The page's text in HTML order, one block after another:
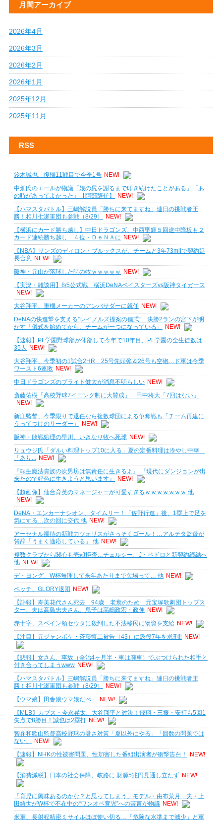
月間アーカイブ
2026年4月
2026年3月
2026年2月
2026年1月
2025年12月
2025年11月
RSS
鈴木誠也、復帰11戦目で今季1号 NEW!
中畑氏のエールが物議「娘の尻を謝るまで叩き続けたことがある」「あ
の時があってよかった」【阿部辞任】
NEW!
【ハマスタバトル】三嶋解説員「勝ちに来てますね」連日の挑戦者圧
勝！相川七瀬軍団も参戦（8/29）
NEW!
【横浜にカード勝ち越し】中日ドラゴンズ、中西聖輝５回途中降板も２
カード連続勝ち越し ４位・ＤｅＮＡに NEW!
【NBA】サンズのディロン・ブルックスが、チームと3年73milで契約延
長合意 NEW!
阪神・元山が落球した時の牧ｗｗｗｗｗ
NEW!
【実況・雑談用】8/5公式戦 横浜DeNAベイスターズvs阪神タイガース
NEW!
大谷翔平、重機メーカーのアンバサダーに就任 NEW!
DeNAの快進撃を支える”レイノルズ提案の儀式” 決勝2ランの宮下が明
かす「儀式を始めてから、チームが一つになっている」
NEW!
【速報】PL学園野球部が休部して今年で10年目、PL学園の全生徒数は
35人
NEW!
大谷翔平、今季初の1試合2HR 25号先頭弾＆26号も空砲…ド軍は今季
ワースト6連敗 NEW!
中日ドラゴンズのブライト健太が消息不明らしい NEW!
斎藤佑樹「高校野球7イニング制に大賛成」 田中将大「7回はない」
NEW!
新庄監督、今季限りで退任なら複数球団による争奪戦も「チーム再建に
うってつけのリーダー」
NEW!
阪神・敗戦処理の早川、いきなり牧へ死球 NEW!
リュウジ氏「ダルい料理トップ10に入る」夏の定番料理は冷やし中華
「あり... NEW!
『転生魔法貴族の次男坊は無責任に生きるよ』 『現代にダンジョンが出
来たので好色に生きようと思います』
NEW!
【超画像】仙台育英のマネージャーが可愛すぎるｗｗｗｗｗｗｗ 他
NEW!
DeNA・エンカーナシオン、タイムリー！「佐野行進」後、1塁上で足を
気にする…次の回に交代 他 NEW!
アーセナル期待の新戦力ツォリスがさっそくゴール！…アルテタ監督が
賛辞「うまく適応している」 他 NEW!
複数クラブから関心も売却拒否…チェルシー、J・ペドロと新契約締結へ
他 NEW!
デ・ヨング、W杯無理して来年あたりまで欠場って… 他 NEW!
ペッチ、GLORY退団
NEW!
【訃報】寿美花代さん死去 94歳 老衰のため 元宝塚歌劇団トップス
ター、夫は高島忠夫さん、息子は高嶋政宏・政伸 NEW!
赤十字、スペイン領セウタに殺到した不法移民に物資を支給 NEW!
【注目】元ジャンポケ・斉藤慎二被告（43）に懲役7年を求刑‼ NEW!
【悲報】女さん、事故（全治4ヶ月半・車は廃車）でぶつけられた相手と
付き合ってしまうwww NEW!
【ハマスタバトル】三嶋解説員「勝ちに来てますね」連日の挑戦者圧
勝！相川七瀬軍団も参戦（8/29）
NEW!
【ウマ娘】田舎娘ウマ娘だべ… NEW!
【MLB】カブス・今永昇太、大谷翔平と対決！飛翔・三振・安打も5回1
失点で8勝目！誠也は2塁打 NEW!
智弁和歌山監督高校野球の暑さ対策「夏以外にやる」「回数の問題では
ない」
NEW!
【速報】NHKの性被害問題、性加害した番組出演者が衝撃告白！
NEW!
【消費減税】日本の社会保障、岐路に 財源5兆円見通し立たず NEW!
「育児に興味あるのかな？と思ってしまう」モデル・由布菜月 夫・上
田綺世がW杯で不在中の“ワンオペ育児”への苦言が物議 NEW!
米軍、長射程精密ミサイルほぼ使い切る…「危険な水準まで減少」と軍